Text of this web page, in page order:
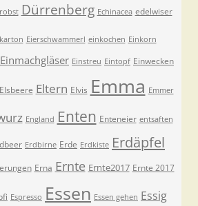
Dürrenberg Echinacea edelwiser
Eierschwammerl einkochen Einkorn
Einmachgläser Einstreu Eintopf Einwecken
Elsbeere Eltern Elvis Emma Emmer
England Enten Enteneier entsaften
Erdbirne Erde Erdkiste Erdäpfel
Erna Ernte Ernte2017 Ernte 2017
Espresso Essen Essen gehen Essig